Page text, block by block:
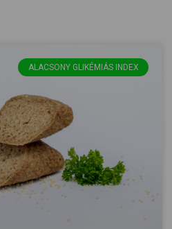
ALACSONY GLIKÉMIÁS INDEX